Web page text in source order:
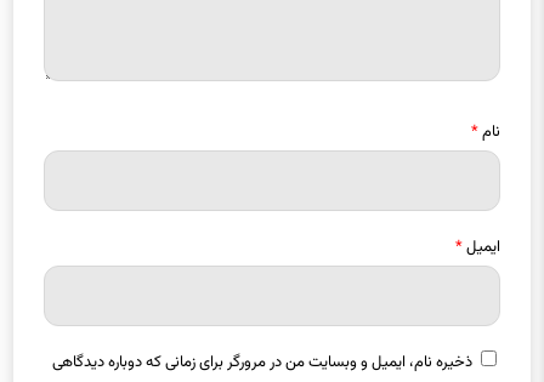
نام*
ایمیل*
ذخیره نام، ایمیل و وبسایت من در مرورگر برای زمانی که دوباره دیدگاهی